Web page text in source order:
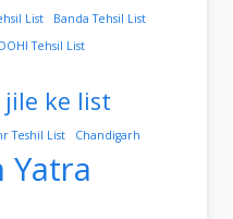
List
Banda Tehsil List
Tehsil List
ke list
Teshil List Chandigarh
Yatra